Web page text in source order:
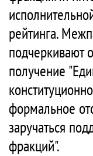
рейтинга.
подчеркивают
получение
формальное
заручаться
фракций".